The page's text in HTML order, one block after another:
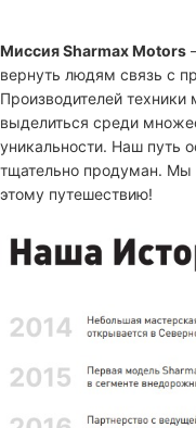
Миссия Sharmax Motors
вернуть людям связь с
Производителей
выделиться среди
уникальности. Наш путь
тщательно продуман. Мы
этому путешествию!